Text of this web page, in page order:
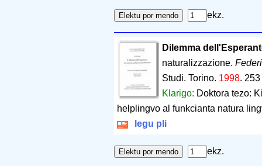
ekz.
Dilemma
naturalizzazione.
Studi. Torino. 1998.
Klarigo: Doktora tezo:
helplingvo al funkcianta natura
legu pli
ekz.